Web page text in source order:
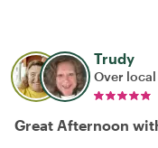
Trudy
Over local
Great Afternoon